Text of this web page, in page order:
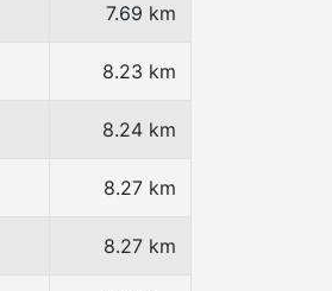
7.69 km
8.23 km
8.24 km
8.27 km
8.27 km